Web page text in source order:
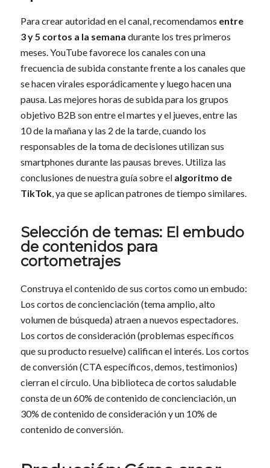
Para crear autoridad en el canal, recomendamos entre
3 y 5 cortos a la semana durante los tres primeros
meses. YouTube favorece los canales con una
frecuencia de subida constante frente a los canales que
se hacen virales esporádicamente y luego hacen una
pausa. Las mejores horas de subida para los grupos
objetivo B2B son entre el martes y el jueves, entre las
10 de la mañana y las 2 de la tarde, cuando los
responsables de la toma de decisiones utilizan sus
smartphones durante las pausas breves. Utiliza las
conclusiones de nuestra guía sobre el algoritmo de
TikTok, ya que se aplican patrones de tiempo similares.
Selección de temas: El embudo
de contenidos para
cortometrajes
Construya el contenido de sus cortos como un embudo:
Los cortos de concienciación (tema amplio, alto
volumen de búsqueda) atraen a nuevos espectadores.
Los cortos de consideración (problemas específicos
que su producto resuelve) califican el interés. Los cortos
de conversión (CTA específicos, demos, testimonios)
cierran el círculo. Una biblioteca de cortos saludable
consta de un 60% de contenido de concienciación, un
30% de contenido de consideración y un 10% de
contenido de conversión.